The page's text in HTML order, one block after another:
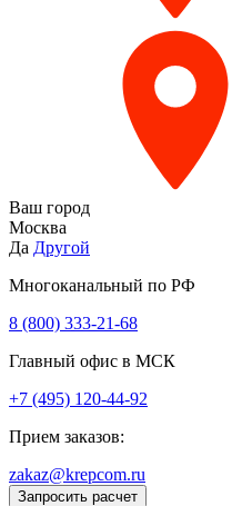
Ваш город
Москва
Да Другой
Многоканальный по РФ
8 (800) 333‑21-68
Главный офис в МСК
+7 (495) 120-44-92
Прием заказов:
zakaz@krepcom.ru
Запросить расчет